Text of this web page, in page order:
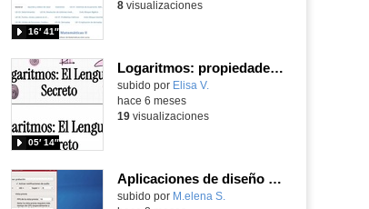
16′ 41″
8visualizaciones
Logaritmos: propiedades y aplicaciones
Contenido educativo.
subido por Elisa V.
05′ 14″
hace 6 meses
19visualizaciones
Aplicaciones de diseño de MAX
Contenido educativo.
subido por M.elena S.